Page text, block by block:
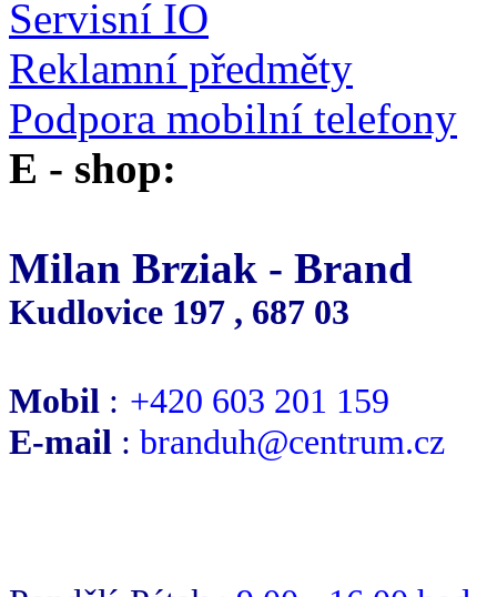
Servisní IO
Reklamní předměty
Podpora mobilní telefony
E - shop:
Milan Brziak - Brand
Kudlovice 197 , 687 03
Mobil : +420 603 201 159
E-mail : branduh@centrum.cz